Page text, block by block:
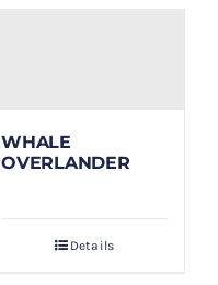
WHALE
OVERLANDER
Details